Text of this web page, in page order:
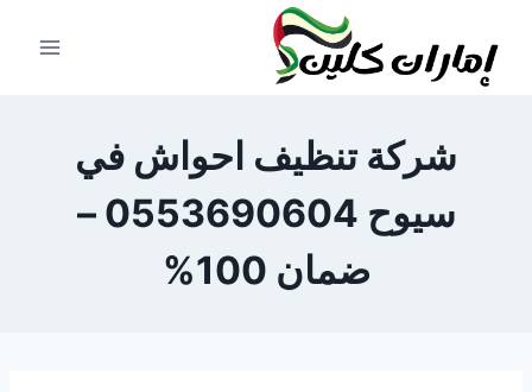
المحتوى
شركة تنظيف احواش في
سيوح 0553690604 –
ضمان 100%